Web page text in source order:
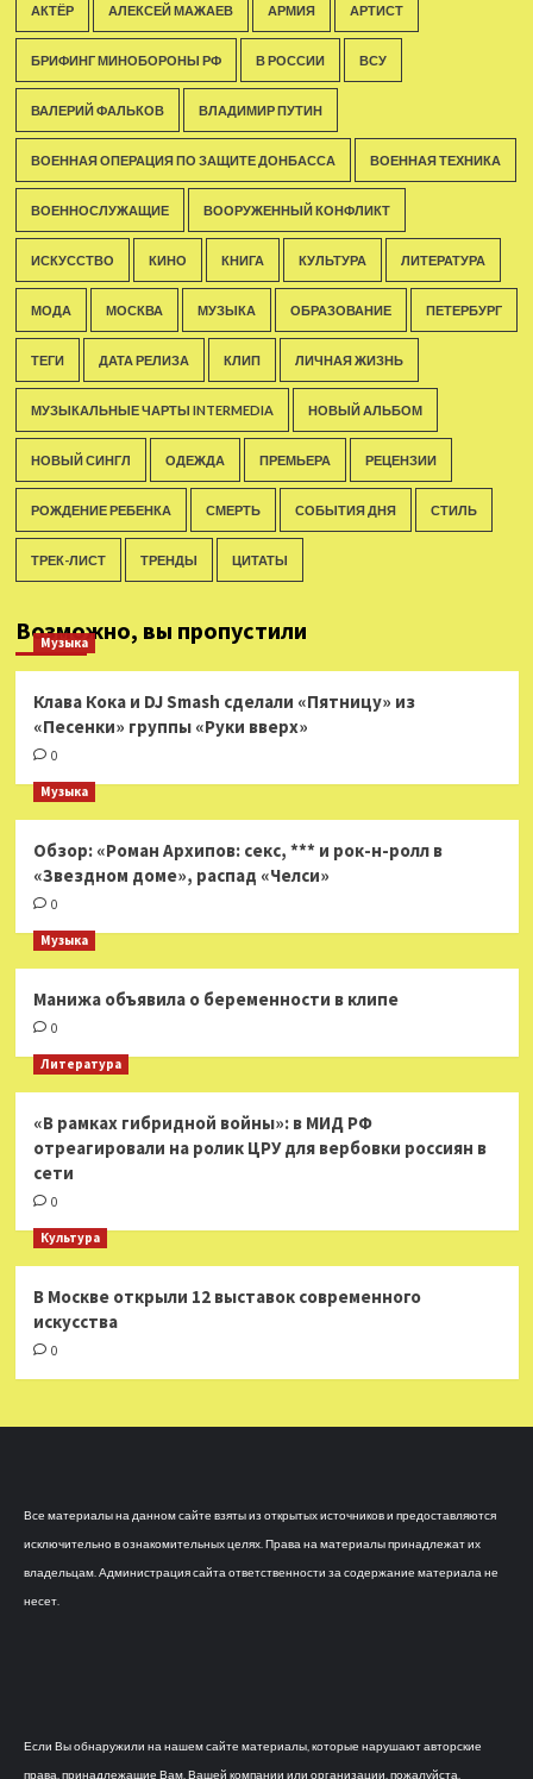
АКТЁР АЛЕКСЕЙ МАЖАЕВ АРМИЯ АРТИСТ
БРИФИНГ МИНОБОРОНЫ РФ В РОССИИ ВСУ
ВАЛЕРИЙ ФАЛЬКОВ ВЛАДИМИР ПУТИН
ВОЕННАЯ ОПЕРАЦИЯ ПО ЗАЩИТЕ ДОНБАССА ВОЕННАЯ ТЕХНИКА
ВОЕННОСЛУЖАЩИЕ ВООРУЖЕННЫЙ КОНФЛИКТ
ИСКУССТВО КИНО КНИГА КУЛЬТУРА ЛИТЕРАТУРА
МОДА МОСКВА МУЗЫКА ОБРАЗОВАНИЕ ПЕТЕРБУРГ
ТЕГИ ДАТА РЕЛИЗА КЛИП ЛИЧНАЯ ЖИЗНЬ
МУЗЫКАЛЬНЫЕ ЧАРТЫ INTERMEDIA НОВЫЙ АЛЬБОМ
НОВЫЙ СИНГЛ ОДЕЖДА ПРЕМЬЕРА РЕЦЕНЗИИ
РОЖДЕНИЕ РЕБЕНКА СМЕРТЬ СОБЫТИЯ ДНЯ СТИЛЬ
ТРЕК-ЛИСТ ТРЕНДЫ ЦИТАТЫ
Возможно, вы пропустили
Музыка
Клава Кока и DJ Smash сделали «Пятницу» из
«Песенки» группы «Руки вверх»
0
Музыка
Обзор: «Роман Архипов: секс, *** и рок-н-ролл в
«Звездном доме», распад «Челси»
0
Музыка
Манижа объявила о беременности в клипе
0
Литература
«В рамках гибридной войны»: в МИД РФ
отреагировали на ролик ЦРУ для вербовки россиян в
сети
0
Культура
В Москве открыли 12 выставок современного
искусства
0
Все материалы на данном сайте взяты из открытых источников и предоставляются
исключительно в ознакомительных целях. Права на материалы принадлежат их
владельцам. Администрация сайта ответственности за содержание материала не
несет.
Если Вы обнаружили на нашем сайте материалы, которые нарушают авторские
права, принадлежащие Вам, Вашей компании или организации, пожалуйста,